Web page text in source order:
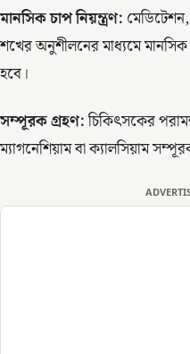
মানসিক চাপ নিয়ন্ত্রণ: মেডিটেশন,
শখের অনুশীলনের মাধ্যমে মানসিক
হবে।
সম্পূরক গ্রহণ:চিকিৎসকের
ম্যাগনেশিয়াম বা ক্যালসিয়াম